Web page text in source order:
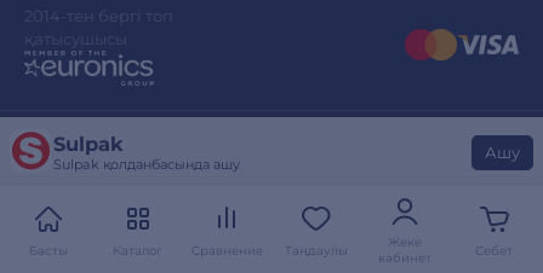
Sulpak
Sulpak қолданбасында ашу
Ашу
Басты Каталог Сравнение Таңдаулы
Жеке
кабинет
Себет
2014-тен бергі топ
қатысушысы
Сайтты әзірлеген